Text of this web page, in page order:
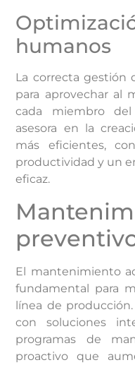
humanos
La correcta gestión
para aprovechar al
cada miembro
asesora en la
más eficientes,
productividad y un
eficaz.
El mantenimiento
fundamental para
línea de
con soluciones
programas de
proactivo que